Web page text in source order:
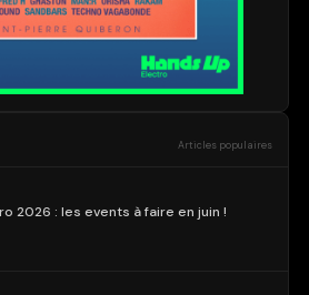
Articles populaires
2026 : les events à faire en juin !